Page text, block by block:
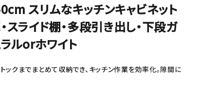
スリムなキッチンキャビネット
スライド棚・多段引き出し・下段ガ
ルorホワイト
ックまでまとめて収納でき、キッチン作業を効率化。隙間に